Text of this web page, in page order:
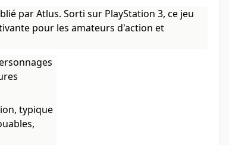
par Atlus. Sorti sur PlayStation 3, ce jeu
pour les amateurs d'action et
typique